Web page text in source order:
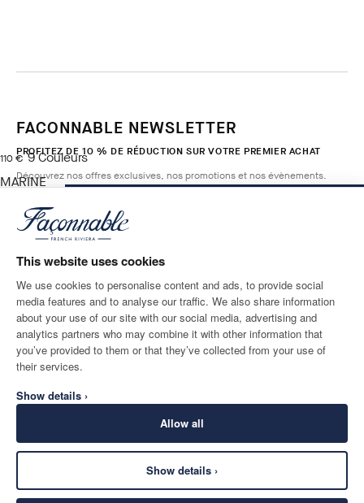
This website uses cookies
We use cookies to personalise content and ads, to provide social
media features and to analyse our traffic. We also share information
about your use of our site with our social media, advertising and
analytics partners who may combine it with other information that
you’ve provided to them or that they’ve collected from your use of
their services.
Show details ›
Allow all
Show details ›
110 €
current price 110 €
9Couleurs
MARINE
Taille
FACONNABLE NEWSLETTER
PROFITEZ DE 10 % DE RÉDUCTION SUR VOTRE PREMIER ACHAT
Découvrez nos offres exclusives, nos promotions et nos évènements.
E-mail*
ADRESSE POSTALE
Belgium
LANGUE
Français
CONTACTEZ-NOUS
SECURE
©2026Façonnable